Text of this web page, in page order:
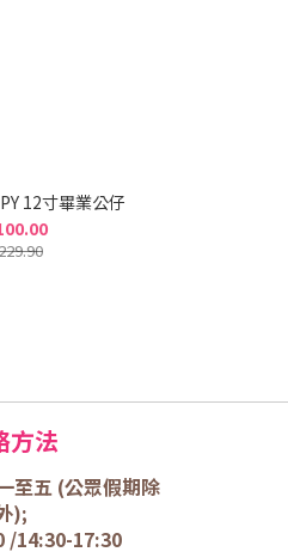
12寸畢業公仔
方法
至五 (公眾假期除
);
/14:30-17:30